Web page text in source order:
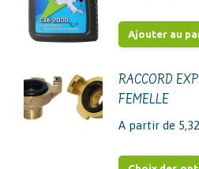
Ajouter au
RACCORD
FEMELLE
A partir de 5,32